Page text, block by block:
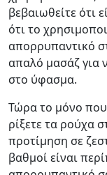
βεβαιωθείτε ότι
ότι το
απορρυπαντικό
απαλό μασάζ για
στο ύφασμα.
Τώρα το μόνο που
ρίξετε τα ρούχα
προτίμηση σε
βαθμοί είναι